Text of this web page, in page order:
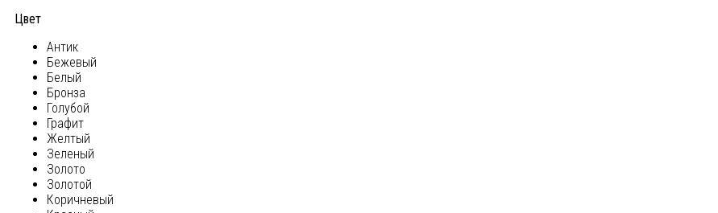
Цвет
Антик
Бежевый
Белый
Бронза
Голубой
Графит
Желтый
Зеленый
Золото
Золотой
Коричневый